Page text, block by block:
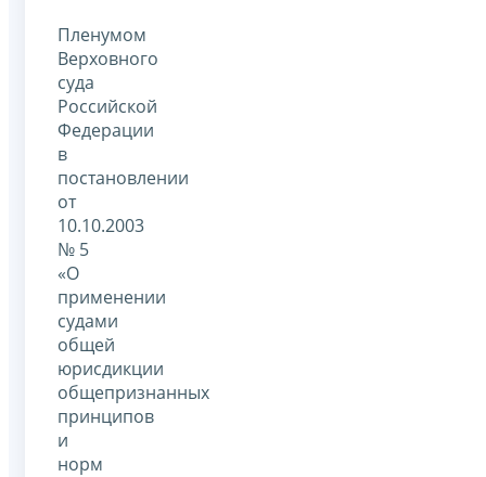
Пленумом
Верховного
суда
Российской
Федерации
в
постановлении
от
10.10.2003
№ 5
«О
применении
судами
общей
юрисдикции
общепризнанных
принципов
и
норм